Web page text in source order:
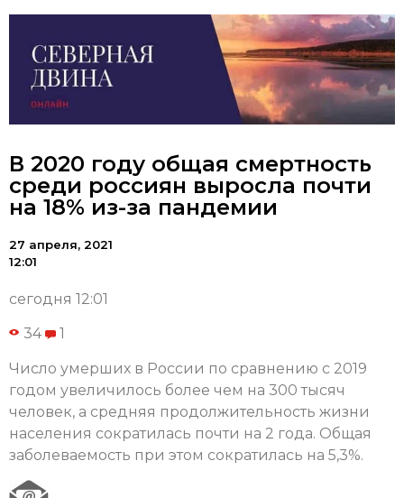
В 2020 году общая смертность
среди россиян выросла почти
на 18% из-за пандемии
27 апреля, 2021
12:01
сегодня 12:01
34 1
Число умерших в России по сравнению с 2019
годом увеличилось более чем на 300 тысяч
человек, а средняя продолжительность жизни
населения сократилась почти на 2 года. Общая
заболеваемость при этом сократилась на 5,3%.